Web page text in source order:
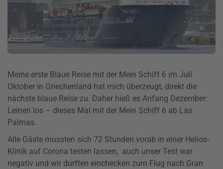
Meine erste Blaue Reise mit der Mein Schiff 6 im Juli
Oktober in Griechenland hat mich überzeugt, direkt die
nächste blaue Reise zu. Daher hieß es Anfang Dezember:
Leinen los – dieses Mal mit der Mein Schiff 6 ab Las
Palmas.
Alle Gäste mussten sich 72 Stunden vorab in einer Helios-
Klinik auf Corona testen lassen, auch unser Test war
negativ und wir durften einchecken zum Flug nach Gran